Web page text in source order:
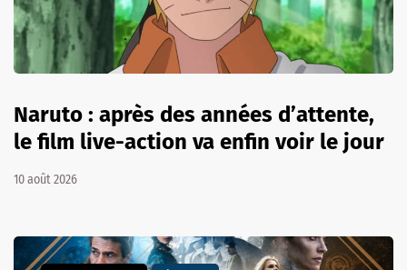
Naruto : après des années d’attente,
le film live-action va enfin voir le jour
10 août 2026